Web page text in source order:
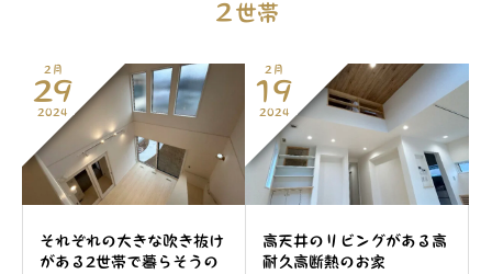
２世帯
2月
29
2024
それぞれの大きな吹き抜け
がある2世帯で暮らそうの
2月
19
2024
高天井のリビングがある高
耐久高断熱のお家